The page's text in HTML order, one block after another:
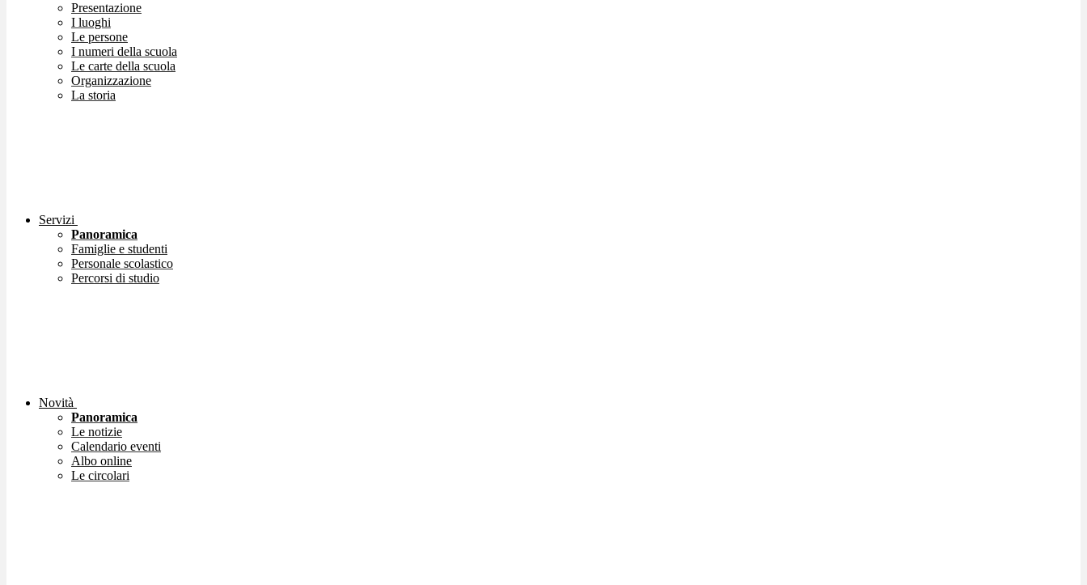
Presentazione
I luoghi
Le persone
I numeri della scuola
Le carte della scuola
Organizzazione
La storia
Servizi
Panoramica
Famiglie e studenti
Personale scolastico
Percorsi di studio
Novità
Panoramica
Le notizie
Calendario eventi
Albo online
Le circolari